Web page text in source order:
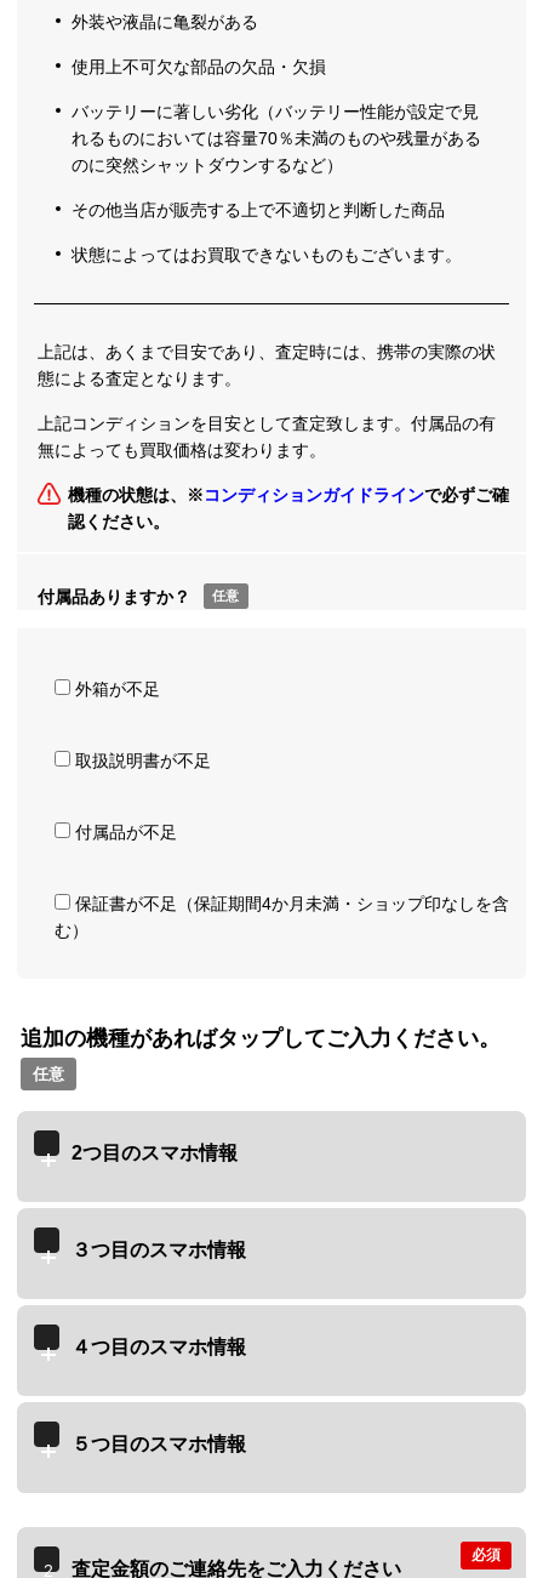
外装や液晶に亀裂がある
使用上不可欠な部品の欠品・欠損
バッテリーに著しい劣化（バッテリー性能が設定で見
れるものにおいては容量70％未満のものや残量がある
のに突然シャットダウンするなど）
その他当店が販売する上で不適切と判断した商品
状態によってはお買取できないものもございます。
上記は、あくまで目安であり、査定時には、携帯の実際の状
態による査定となります。
上記コンディションを目安として査定致します。付属品の有
無によっても買取価格は変わります。
機種の状態は、※コンディションガイドラインで必ずご確
認ください。
付属品ありますか？ 任意
外箱が不足
取扱説明書が不足
付属品が不足
保証書が不足（保証期間4か月未満・ショップ印なしを含
む）
追加の機種があればタップしてご入力ください。
任意
2つ目のスマホ情報
３つ目のスマホ情報
４つ目のスマホ情報
５つ目のスマホ情報
2 査定金額のご連絡先をご入力ください
必須